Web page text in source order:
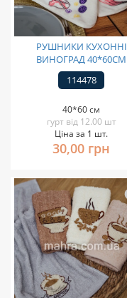
РУШНИКИ КУХОННІ
ВИНОГРАД 40*60СМ
114478
40*60 см
гурт від 12.00 шт
Ціна за 1 шт.
30,00 грн